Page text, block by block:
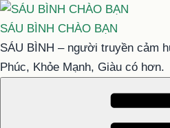
Chuyển
đến
phần
nội
SÁU BÌNH CHÀO BẠN
SÁU BÌNH – người truyền cảm
Phúc, Khỏe Mạnh, Giàu có hơn.